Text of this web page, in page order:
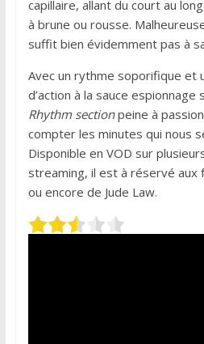
capillaire, allant du court au
à brune ou rousse.
suffit bien évidemment pas à
Avec un rythme soporifique et
d’action à la sauce
Rhythm sectionpeine à
compter les minutes qui nous
Disponible en VOD sur
streaming, il est à réservé aux
ou encore de Jude Law.